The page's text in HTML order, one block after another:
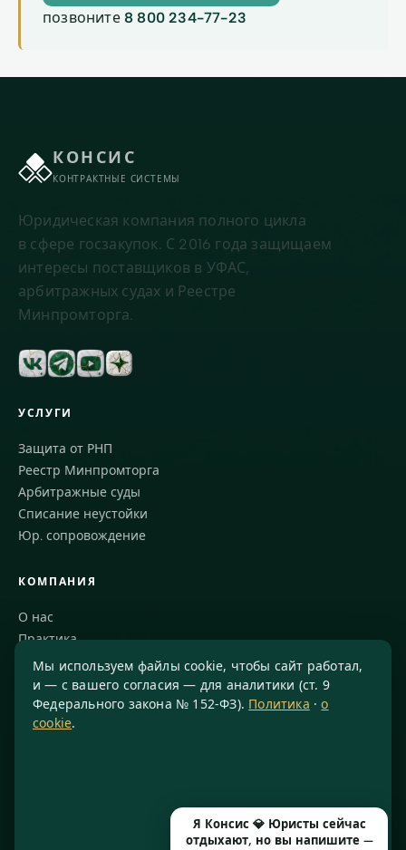
позвоните 8 800 234-77-23
КОНСИС
КОНТРАКТНЫЕ СИСТЕМЫ
Юридическая компания полного цикла
в сфере госзакупок. С 2016 года защищаем
интересы поставщиков в УФАС,
арбитражных судах и Реестре
Минпромторга.
УСЛУГИ
Защита от РНП
Реестр Минпромторга
Арбитражные суды
Списание неустойки
Юр. сопровождение
КОМПАНИЯ
О нас
Практика
Блог
Команда
Благодарности
Москва, Варшавское шоссе, д. 1А, помещение 14/7
Мы используем файлы cookie, чтобы сайт работал,
и — с вашего согласия — для аналитики (ст. 9
Федерального закона № 152-ФЗ). Политика ·о
cookie.
Я Консис 💎 Юристы сейчас
отдыхают, но вы напишите —